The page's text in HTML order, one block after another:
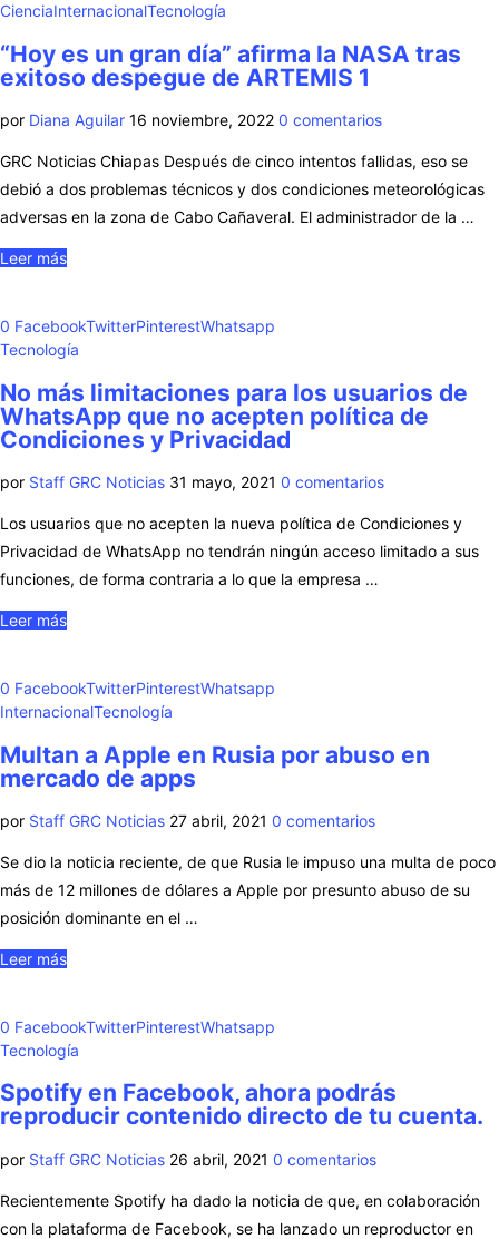
CienciaInternacionalTecnología
“Hoy es un gran día” afirma la NASA tras
exitoso despegue de ARTEMIS 1
por Diana Aguilar 16 noviembre, 2022 0 comentarios
GRC Noticias Chiapas Después de cinco intentos fallidas, eso se
debió a dos problemas técnicos y dos condiciones meteorológicas
adversas en la zona de Cabo Cañaveral. El administrador de la …
Leer más
0 FacebookTwitterPinterestWhatsapp
Tecnología
No más limitaciones para los usuarios de
WhatsApp que no acepten política de
Condiciones y Privacidad
por Staff GRC Noticias 31 mayo, 2021 0 comentarios
Los usuarios que no acepten la nueva política de Condiciones y
Privacidad de WhatsApp no tendrán ningún acceso limitado a sus
funciones, de forma contraria a lo que la empresa …
Leer más
0 FacebookTwitterPinterestWhatsapp
InternacionalTecnología
Multan a Apple en Rusia por abuso en
mercado de apps
por Staff GRC Noticias 27 abril, 2021 0 comentarios
Se dio la noticia reciente, de que Rusia le impuso una multa de poco
más de 12 millones de dólares a Apple por presunto abuso de su
posición dominante en el …
Leer más
0 FacebookTwitterPinterestWhatsapp
Tecnología
Spotify en Facebook, ahora podrás
reproducir contenido directo de tu cuenta.
por Staff GRC Noticias 26 abril, 2021 0 comentarios
Recientemente Spotify ha dado la noticia de que, en colaboración
con la plataforma de Facebook, se ha lanzado un reproductor en